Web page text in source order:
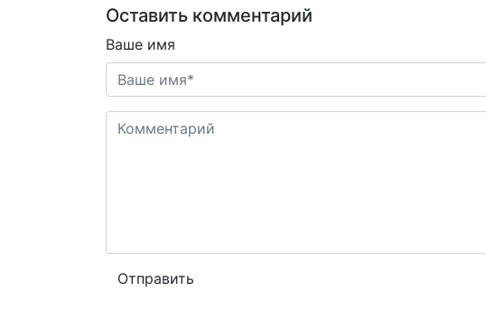
Оставить комментарий
Ваше имя